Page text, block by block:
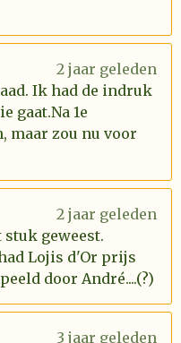
2 jaar geleden
Ik had de indruk
gaat.Na 1e
maar zou nu voor
2 jaar geleden
geweest.
Lojis d'Or prijs
door André....(?)
3 jaar geleden